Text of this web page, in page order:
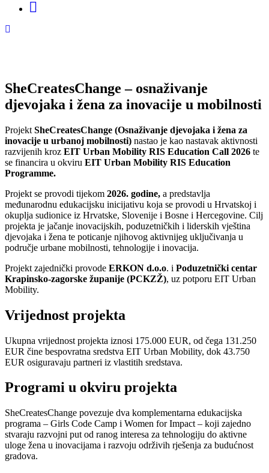
SheCreatesChange – osnaživanje
djevojaka i žena za inovacije u mobilnosti
Projekt SheCreatesChange (Osnaživanje djevojaka i žena za
inovacije u urbanoj mobilnosti) nastao je kao nastavak aktivnosti
razvijenih kroz EIT Urban Mobility RIS Education Call 2026 te
se financira u okviru EIT Urban Mobility RIS Education
Programme.
Projekt se provodi tijekom 2026. godine, a predstavlja
međunarodnu edukacijsku inicijativu koja se provodi u Hrvatskoj i
okuplja sudionice iz Hrvatske, Slovenije i Bosne i Hercegovine. Cilj
projekta je jačanje inovacijskih, poduzetničkih i liderskih vještina
djevojaka i žena te poticanje njihovog aktivnijeg uključivanja u
područje urbane mobilnosti, tehnologije i inovacija.
Projekt zajednički provode ERKON d.o.o. i Poduzetnički centar
Krapinsko-zagorske županije (PCKZŽ), uz potporu EIT Urban
Mobility.
Vrijednost projekta
Ukupna vrijednost projekta iznosi 175.000 EUR, od čega 131.250
EUR čine bespovratna sredstva EIT Urban Mobility, dok 43.750
EUR osiguravaju partneri iz vlastitih sredstava.
Programi u okviru projekta
SheCreatesChange povezuje dva komplementarna edukacijska
programa – Girls Code Camp i Women for Impact – koji zajedno
stvaraju razvojni put od ranog interesa za tehnologiju do aktivne
uloge žena u inovacijama i razvoju održivih rješenja za budućnost
gradova.